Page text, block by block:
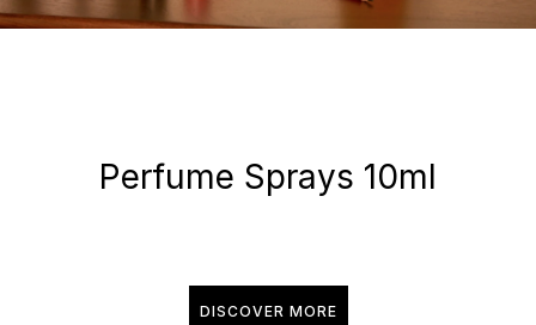
Perfume Sprays 10ml
DISCOVER MORE